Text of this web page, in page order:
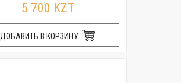
5 700 KZT
ДОБАВИТЬ В КОРЗИНУ